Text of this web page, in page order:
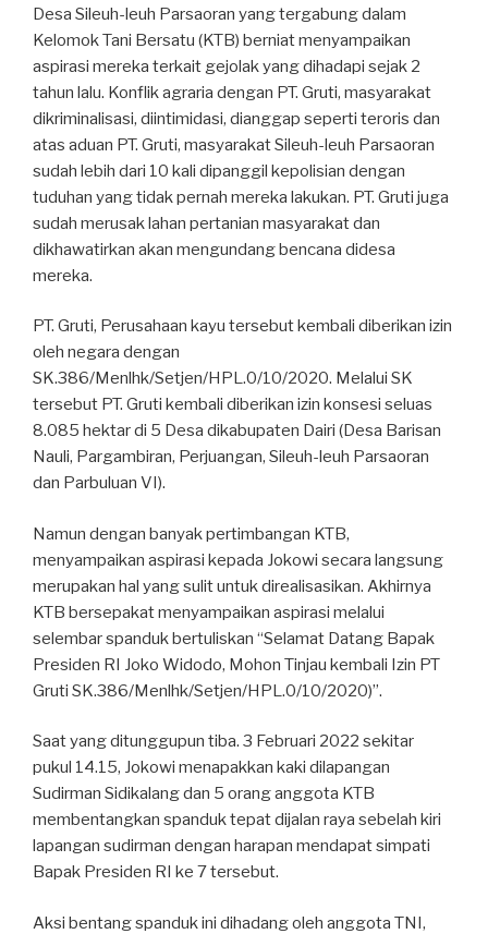
Desa Sileuh-leuh Parsaoran yang tergabung dalam
Kelomok Tani Bersatu (KTB) berniat menyampaikan
aspirasi mereka terkait gejolak yang dihadapi sejak 2
tahun lalu. Konflik agraria dengan PT. Gruti, masyarakat
dikriminalisasi, diintimidasi, dianggap seperti teroris dan
atas aduan PT. Gruti, masyarakat Sileuh-leuh Parsaoran
sudah lebih dari 10 kali dipanggil kepolisian dengan
tuduhan yang tidak pernah mereka lakukan. PT. Gruti juga
sudah merusak lahan pertanian masyarakat dan
dikhawatirkan akan mengundang bencana didesa
mereka.
PT. Gruti, Perusahaan kayu tersebut kembali diberikan izin
oleh negara dengan
SK.386/Menlhk/Setjen/HPL.0/10/2020. Melalui SK
tersebut PT. Gruti kembali diberikan izin konsesi seluas
8.085 hektar di 5 Desa dikabupaten Dairi (Desa Barisan
Nauli, Pargambiran, Perjuangan, Sileuh-leuh Parsaoran
dan Parbuluan VI).
Namun dengan banyak pertimbangan KTB,
menyampaikan aspirasi kepada Jokowi secara langsung
merupakan hal yang sulit untuk direalisasikan. Akhirnya
KTB bersepakat menyampaikan aspirasi melalui
selembar spanduk bertuliskan “Selamat Datang Bapak
Presiden RI Joko Widodo, Mohon Tinjau kembali Izin PT
Gruti SK.386/Menlhk/Setjen/HPL.0/10/2020)”.
Saat yang ditunggupun tiba. 3 Februari 2022 sekitar
pukul 14.15, Jokowi menapakkan kaki dilapangan
Sudirman Sidikalang dan 5 orang anggota KTB
membentangkan spanduk tepat dijalan raya sebelah kiri
lapangan sudirman dengan harapan mendapat simpati
Bapak Presiden RI ke 7 tersebut.
Aksi bentang spanduk ini dihadang oleh anggota TNI,